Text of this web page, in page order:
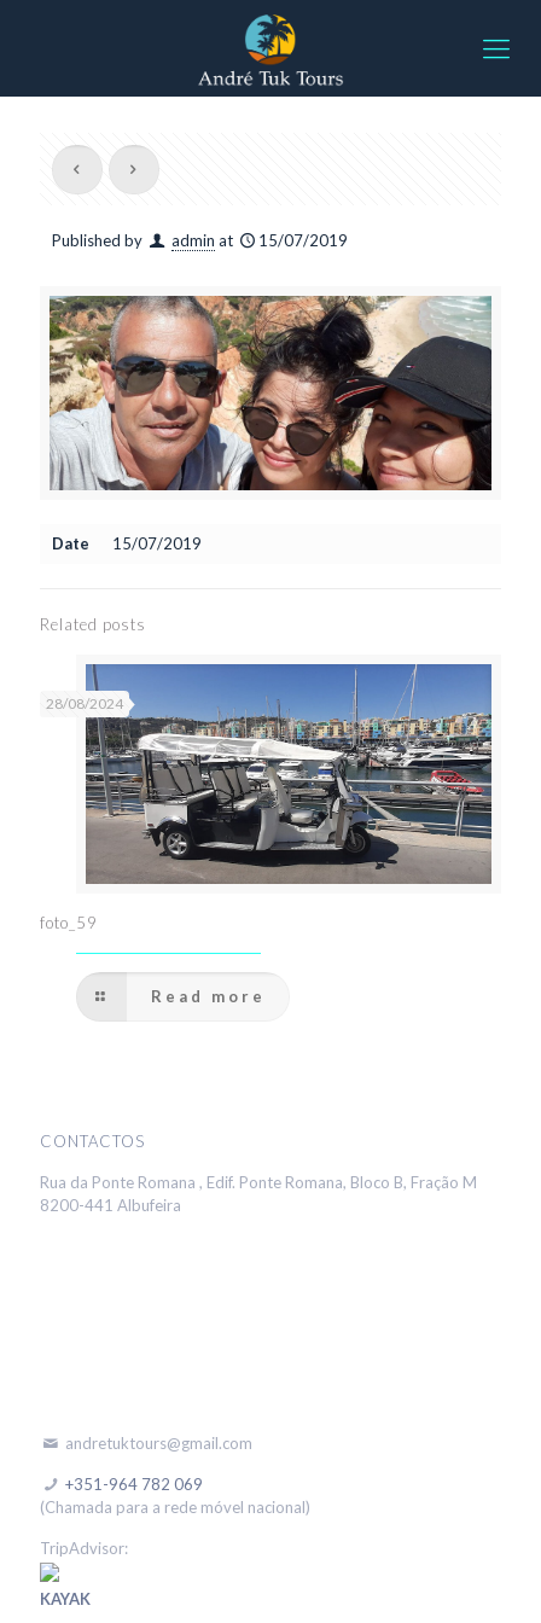
Published by admin at 15/07/2019
Date 15/07/2019
Related posts
28/08/2024
foto_59
Read more
CONTACTOS
Rua da Ponte Romana , Edif. Ponte Romana, Bloco B, Fração M
8200-441 Albufeira
andretuktours@gmail.com
+351-964 782 069
(Chamada para a rede móvel nacional)
TripAdvisor:
KAYAK